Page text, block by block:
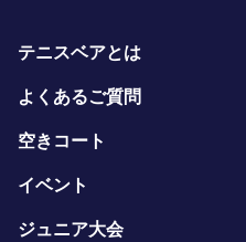
テニスベアとは
よくあるご質問
空きコート
イベント
ジュニア大会